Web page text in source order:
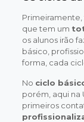
Primeiramente,
que tem um
os alunos irão
básico,
forma, cada
No ciclo
porém, aqui na
primeiros